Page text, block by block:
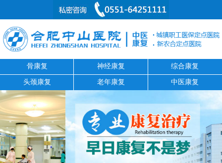
骨康复 神经康复 综合康复
头颈康复 老年康复 中医康复